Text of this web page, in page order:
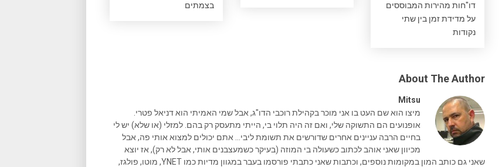
בצמתים
דו"חות מהירות המבוססים
על מדידת זמן בין שתי
נקודות
About The Author
Mitsu
מיצו הוא שם העט בו אני מוכר בקהילת רוכבי הדו"ג, אבל שמי האמיתי הוא דניאל פטרי.
אופנועים הם התשוקה שלי, ואם זה היה תלוי בי, הייתי מתעסק רק בהם. למזלי (או שלא) יש לי
בחיים הרבה עניינים אחרים שדורשים את תשומת ליבי... אתם יכולים למצוא אותי פה, אבל
מכיוון שאני אוהב לכתוב כשעולה בי המוזה (בעיקר כשמעצבנים אותי, אבל לא רק), אז יוצא
שאני גם כותב המון במקומות נוספים, וכתבות שאני כתבתי פורסמו בעבר במגוון מדיות כמו YNET, מוטו, פולגז,